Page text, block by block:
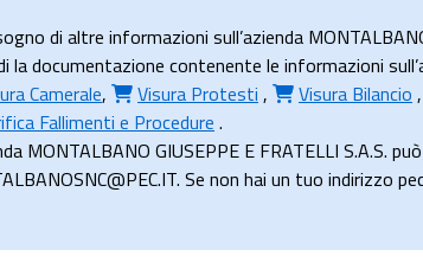
di altre informazioni sull’azienda
la documentazione contenente le informazioni
Camerale, Visura Protesti , Visura Bilancio ,
Fallimenti e Procedure .
MONTALBANO GIUSEPPE E FRATELLI S.A.S.
Se non hai un tuo indirizzo